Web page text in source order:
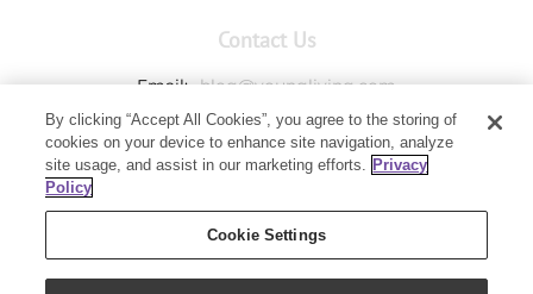
Contact Us
Email: blog@youngliving.com
Member Services: 1-800-371-3515
Young Living Global Headquarters
Lehi, UT 84043
By clicking “Accept All Cookies”, you agree to the storing of
cookies on your device to enhance site navigation, analyze
site usage, and assist in our marketing efforts. Privacy
Policy
Cookie Settings